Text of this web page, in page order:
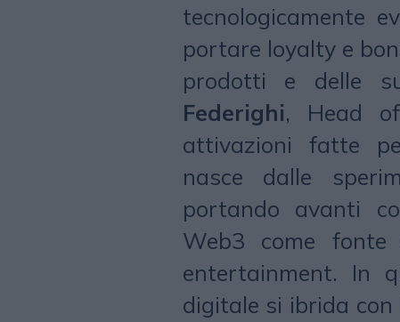
tecnologicamente
portare loyalty e
prodotti e delle
Federighi, Head
attivazioni fatte
nasce dalle
portando avanti
Web3 come
entertainment. In
digitale si ibrida